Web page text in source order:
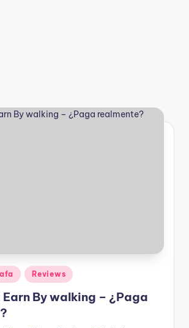
Reviews
By walking – ¿Paga